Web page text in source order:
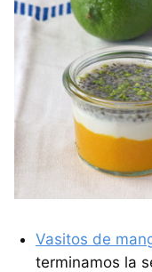
Vasitos de
terminamos la